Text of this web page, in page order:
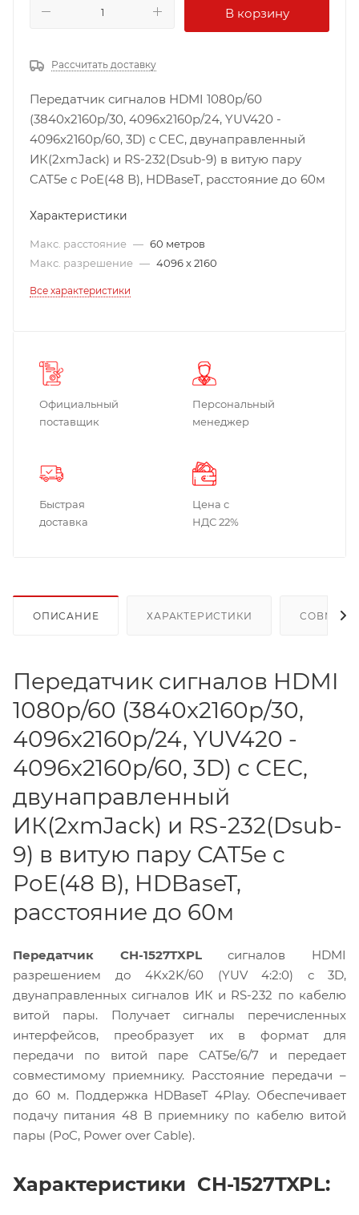
В корзину
Рассчитать доставку
Передатчик сигналов HDMI 1080p/60
(3840x2160p/30, 4096x2160p/24, YUV420 -
4096x2160p/60, 3D) с CEC, двунаправленный
ИК(2хmJack) и RS-232(Dsub-9) в витую пару
CAT5e с PoE(48 В), HDBaseT, расстояние до 60м
Характеристики
Макс. расстояние — 60 метров
Макс. разрешение — 4096 x 2160
Все характеристики
Официальный
поставщик
Персональный
менеджер
Быстрая
доставка
Цена с
НДС 22%
ОПИСАНИЕ ХАРАКТЕРИСТИКИ
Передатчик сигналов HDMI
1080p/60 (3840x2160p/30,
4096x2160p/24, YUV420 -
4096x2160p/60, 3D) с CEC,
двунаправленный
ИК(2хmJack) и RS-232(Dsub-
9) в витую пару CAT5e с
PoE(48 В), HDBaseT,
расстояние до 60м
Передатчик CH-1527TXPLсигналов HDMI
разрешением до 4Kх2K/60 (YUV 4:2:0) с 3D,
двунаправленных сигналов ИК и RS-232 по кабелю
витой пары. Получает сигналы перечисленных
интерфейсов, преобразует их в формат для
передачи по витой паре CAT5e/6/7 и передает
совместимому приемнику. Расстояние передачи –
до 60 м. Поддержка HDBaseT 4Play. Обеспечивает
подачу питания 48 В приемнику по кабелю витой
пары (PoC, Power over Cable).
Характеристики CH-1527TXPL: